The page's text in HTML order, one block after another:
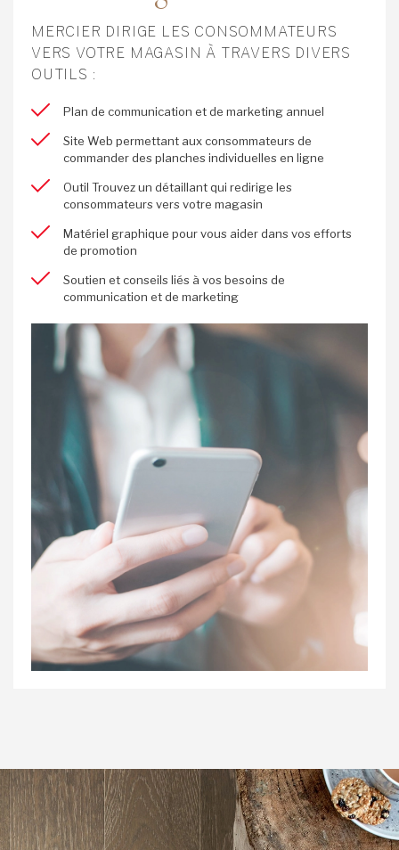
MERCIER DIRIGE LES CONSOMMATEURS
VERS VOTRE MAGASIN À TRAVERS DIVERS
OUTILS :
Plan de communication et de marketing annuel
Site Web permettant aux consommateurs de
commander des planches individuelles en ligne
Outil Trouvez un détaillant qui redirige les
consommateurs vers votre magasin
Matériel graphique pour vous aider dans vos efforts
de promotion
Soutien et conseils liés à vos besoins de
communication et de marketing